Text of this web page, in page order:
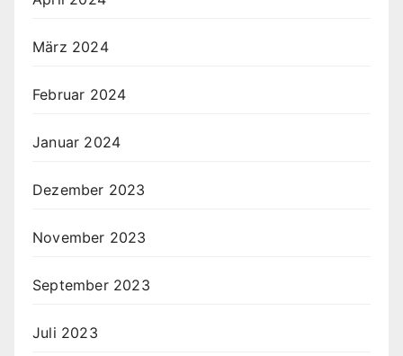
März 2024
Februar 2024
Januar 2024
Dezember 2023
November 2023
September 2023
Juli 2023